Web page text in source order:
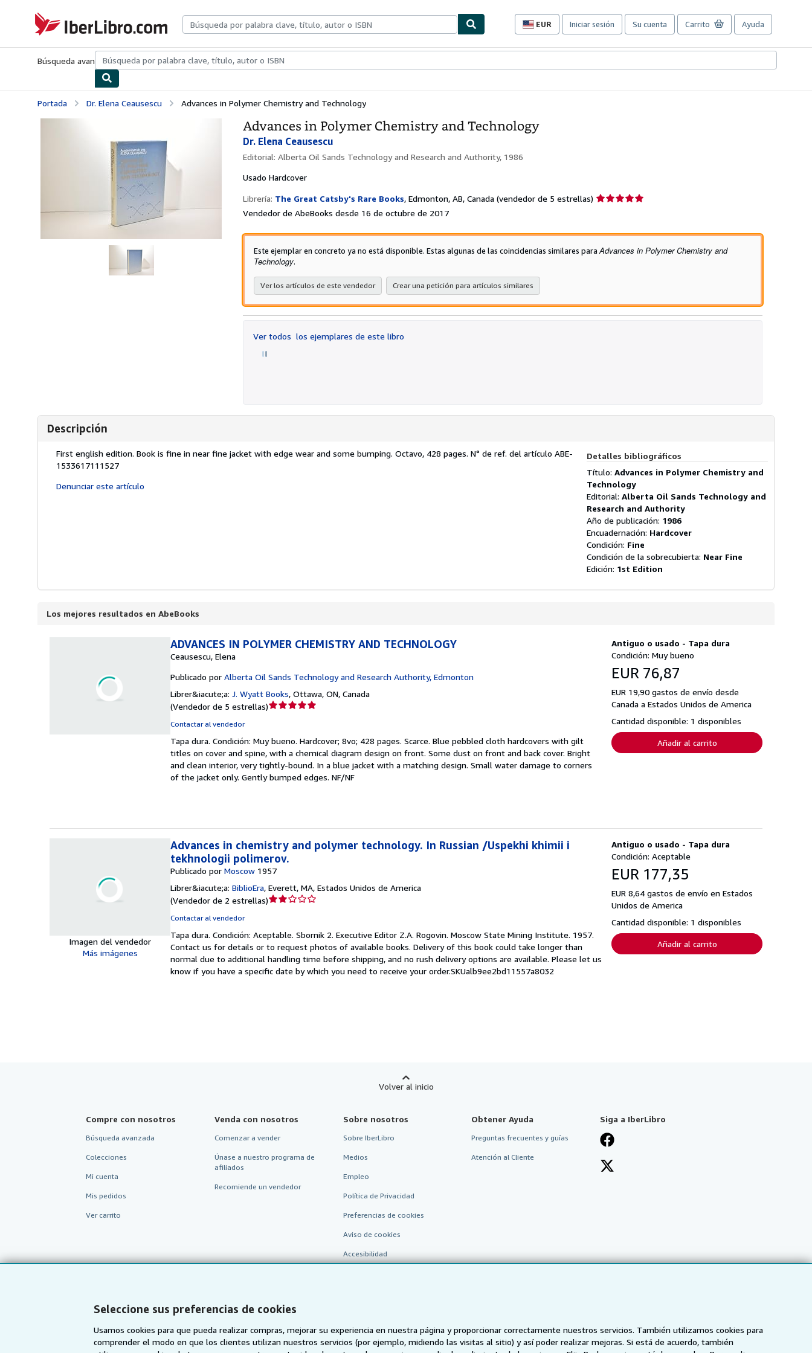
Seleccione sus preferencias de cookies
Usamos cookies para que pueda realizar compras, mejorar su experiencia en nuestra página y proporcionar correctamente nuestros servicios. También utilizamos cookies para
comprender el modo en que los clientes utilizan nuestros servicios (por ejemplo, midiendo las visitas al sitio) y así poder realizar mejoras. Si está de acuerdo, también
IberLibro.com
EUR
Preferencias
compra
sitio.
Iniciar sesión Su cuenta Carrito Ayuda
Búsqueda avanzadaColecciones Libros antiguosArte y coleccionismo
Portada Dr. Elena Ceausescu Advances in Polymer Chemistry and Technology
Advances in Polymer Chemistry and Technology
Dr. Elena Ceausescu
Editorial: Alberta Oil Sands Technology and Research and Authority, 1986
Usado Hardcover
Librería: The Great Catsby's Rare Books, Edmonton, AB, Canada (vendedor de 5 estrellas) Calificación
5
de
Vendedor de AbeBooks desde 16 de octubre de 2017
Este ejemplar en concreto ya no está disponible. Estas algunas de las coincidencias similares para Advances in Polymer Chemistry and
Technology.
Ver los artículos de este vendedor Crear una petición para artículos similares
Ver todos los ejemplares de este libro
Descripción
Descripción:
First english edition. Book is fine in near fine jacket with edge wear and some bumping. Octavo, 428 pages. N° de ref. del artículo ABE-
1533617111527
Denunciar este artículo
Detalles bibliográficos
Título: Advances in Polymer Chemistry and
Technology
Editorial: Alberta Oil Sands Technology and
Research and Authority
Año de publicación: 1986
Encuadernación: Hardcover
Condición: Fine
Condición de la sobrecubierta: Near Fine
Edición: 1st Edition
Los mejores resultados en AbeBooks
Antiguo o usado - Tapa dura
Condición: Muy bueno
EUR 76,87
EUR 19,90 gastos de envío desde
Canada a Estados Unidos de America
Cantidad disponible: 1 disponibles
Añadir al carrito
ADVANCES IN POLYMER CHEMISTRY AND TECHNOLOGY
Ceausescu, Elena
Publicado por Alberta Oil Sands Technology and Research Authority, Edmonton
Librer&iacute;a: J. Wyatt Books, Ottawa, ON, Canada
(Vendedor de 5 estrellas)Calificación
5
de
5
estrellas
Contactar al vendedor
Tapa dura. Condición: Muy bueno. Hardcover; 8vo; 428 pages. Scarce. Blue pebbled cloth hardcovers with gilt
titles on cover and spine, with a chemical diagram design on front. Some dust on front and back cover. Bright
and clean interior, very tightly-bound. In a blue jacket with a matching design. Small water damage to corners
of the jacket only. Gently bumped edges. NF/NF
Imagen del vendedor
Más imágenes
Antiguo o usado - Tapa dura
Condición: Aceptable
EUR 177,35
EUR 8,64 gastos de envío en Estados
Unidos de America
Cantidad disponible: 1 disponibles
Añadir al carrito
Advances in chemistry and polymer technology. In Russian /Uspekhi khimii i
tekhnologii polimerov.
Publicado por Moscow 1957
Librer&iacute;a: BiblioEra, Everett, MA, Estados Unidos de America
(Vendedor de 2 estrellas)Calificación
2
de
5
estrellas
Contactar al vendedor
Tapa dura. Condición: Aceptable. Sbornik 2. Executive Editor Z.A. Rogovin. Moscow State Mining Institute. 1957.
Contact us for details or to request photos of available books. Delivery of this book could take longer than
normal due to additional handling time before shipping, and no rush delivery options are available. Please let us
know if you have a specific date by which you need to receive your order.SKUalb9ee2bd11557a8032
Volver al inicio
Compre con nosotros
Búsqueda avanzada
Colecciones
Mi cuenta
Mis pedidos
Ver carrito
Venda con nosotros
Comenzar a vender
Únase a nuestro programa de
afiliados
Recomiende un vendedor
Sobre nosotros
Sobre IberLibro
Medios
Empleo
Política de Privacidad
Preferencias de cookies
Aviso de cookies
Accesibilidad
Obtener Ayuda
Preguntas frecuentes y guías
Atención al Cliente
Siga a IberLibro